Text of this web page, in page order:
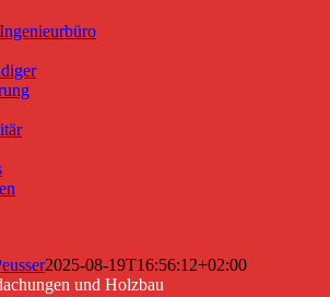
2025-08-19T16:56:12+02:00
und Holzbau